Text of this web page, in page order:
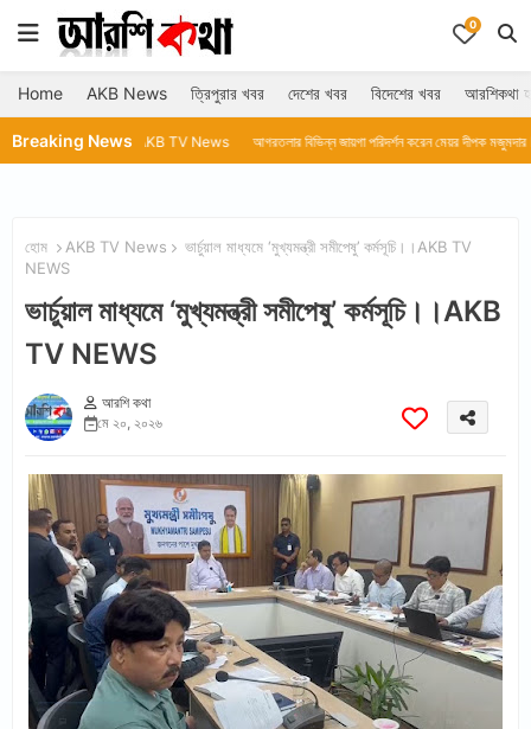
0
Home AKB News ত্রিপুরার খবর দেশের খবর বিদেশের খবর আরশিকথা
Breaking News
দাসll AKB TV News আগরতলার বিভিন্ন জায়গা পরিদর্শন করেন মেয়র দীপক মজুমদার ll AKB TV News
হোম AKB TV News
ভার্চুয়াল মাধ্যমে ‘মুখ্যমন্ত্রী সমীপেষু’ কর্মসূচি।।AKB TV
NEWS
ভার্চুয়াল মাধ্যমে ‘মুখ্যমন্ত্রী সমীপেষু’ কর্মসূচি।।AKB
TV NEWS
আরশি কথা
মে ২০, ২০২৬